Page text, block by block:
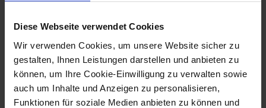
Diese Webseite verwendet Cookies
Wir verwenden Cookies, um unsere Website sicher zu
gestalten, Ihnen Leistungen darstellen und anbieten zu
können, um Ihre Cookie-Einwilligung zu verwalten sowie
auch um Inhalte und Anzeigen zu personalisieren,
Funktionen für soziale Medien anbieten zu können und
Hollenburger Vertrag zwischen den
Herzögen Albrecht IV. und Wilhelm